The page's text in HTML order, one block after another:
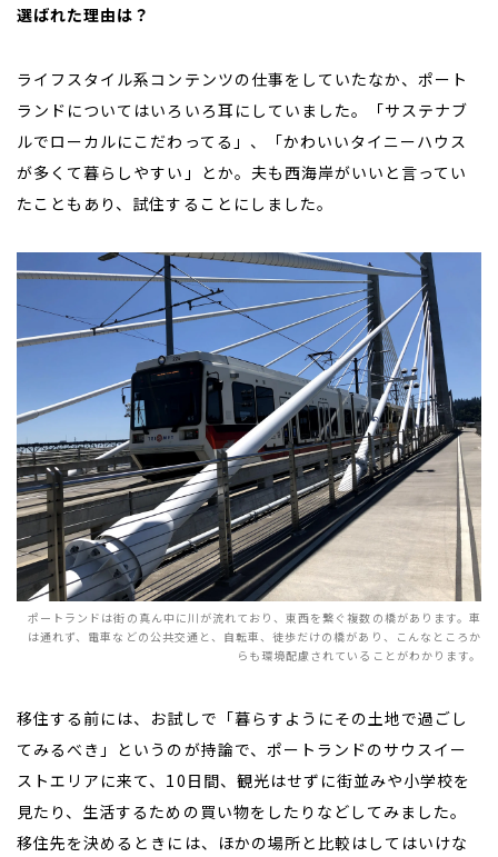
選ばれた理由は？
ライフスタイル系コンテンツの仕事をしていたなか、ポート
ランドについてはいろいろ耳にしていました。「サステナブ
ルでローカルにこだわってる」、「かわいいタイニーハウス
が多くて暮らしやすい」とか。夫も西海岸がいいと言ってい
たこともあり、試住することにしました。
ポートランドは街の真ん中に川が流れており、東西を繋ぐ複数の橋があります。 車
は通れず、電車などの公共交通と、自転車、徒歩だけの橋があり、こんなところか
らも環境配慮されていることがわかります。
移住する前には、お試しで「暮らすようにその土地で過ごし
てみるべき」というのが持論で、ポートランドのサウスイー
ストエリアに来て、10日間、観光はせずに街並みや小学校を
見たり、生活するための買い物をしたりなどしてみました。
移住先を決めるときには、ほかの場所と比較はしてはいけな